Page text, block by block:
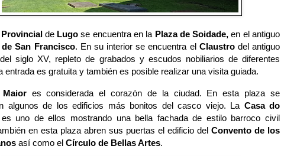
de Lugose encuentra en la Plaza de Soidade, en el antiguo
San Francisco. En su interior se encuentra el Claustro del antiguo
siglo XV, repleto de grabados y escudos nobiliarios de diferentes
entrada es gratuita y también es posible realizar una visita guiada.
es considerada el corazón de la ciudad. En esta plaza se
algunos de los edificios más bonitos del casco viejo. La Casa do
es uno de ellos mostrando una bella fachada de estilo barroco civil
en esta plaza abren sus puertas el edificio del Convento de los
así como el Círculo de Bellas Artes.